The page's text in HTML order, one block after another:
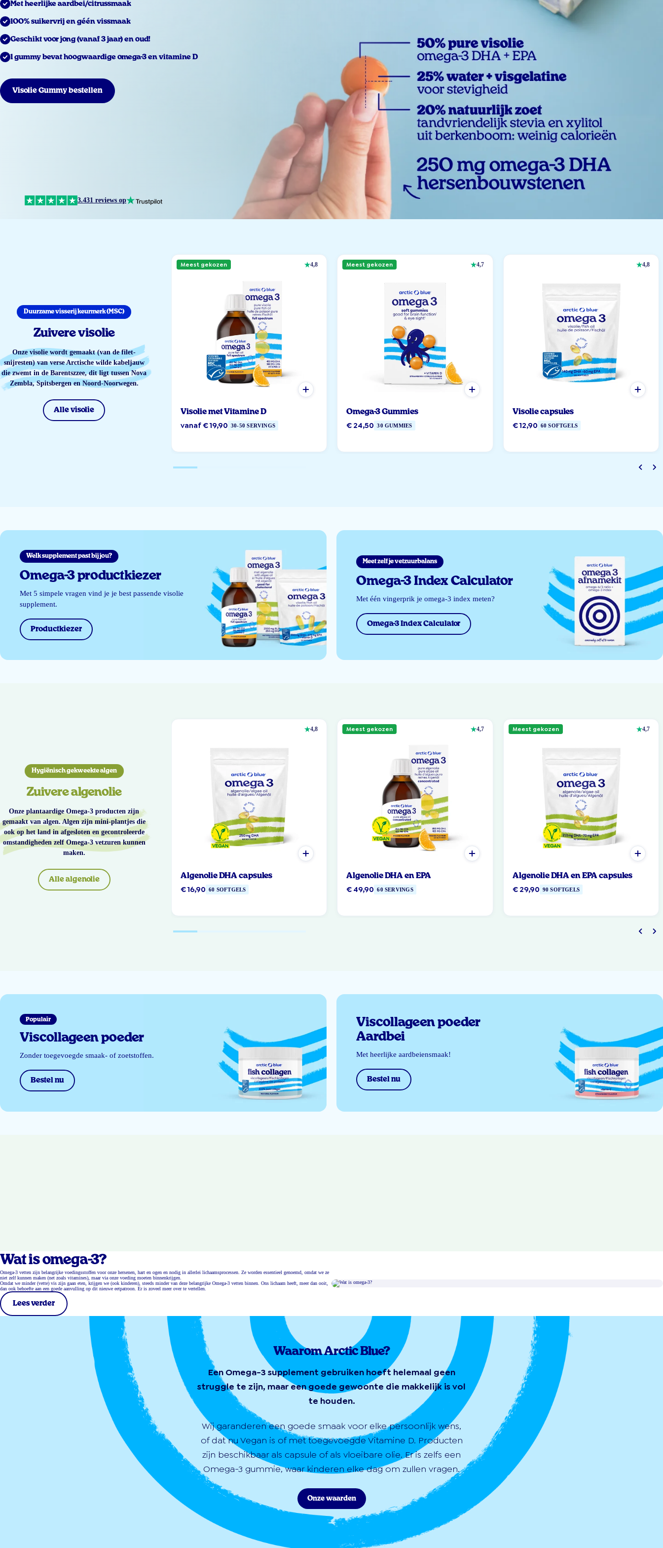
Met heerlijke aardbei/citrussmaak
100% suikervrij en géén vissmaak
Geschikt voor jong (vanaf 3 jaar) en oud!
1 gummy bevat hoogwaardige omega-3 en vitamine D
Visolie Gummy bestellen
3.431 reviews op
Duurzame visserij keurmerk (MSC)
Zuivere visolie
Onze visolie wordt gemaakt (van de filet-
snijresten) van verse Arctische wilde kabeljauw
die zwemt in de Barentszzee, dit ligt tussen Nova
Zembla, Spitsbergen en Noord-Noorwegen.
Alle visolie
Meest gekozen 4,8
Visolie met Vitamine D
vanaf € 19,90 30-50 SERVINGS
Meest gekozen 4,7
Omega-3 Gummies
€ 24,50 30 GUMMIES
4,8
Visolie capsules
€ 12,90 60 SOFTGELS
Welk supplement past bij jou?
Omega-3 productkiezer
Met 5 simpele vragen vind je je best passende visolie
supplement.
Productkiezer
Meet zelf je vetzuurbalans
Omega-3 Index Calculator
Met één vingerprik je omega-3 index meten?
Omega-3 Index Calculator
Hygiënisch gekweekte algen
Zuivere algenolie
Onze plantaardige Omega-3 producten zijn
gemaakt van algen. Algen zijn mini-plantjes die
ook op het land in afgesloten en gecontroleerde
omstandigheden zelf Omega-3 vetzuren kunnen
maken.
Alle algenolie
4,8
Algenolie DHA capsules
€ 16,90 60 SOFTGELS
Meest gekozen 4,7
Algenolie DHA en EPA
€ 49,90 60 SERVINGS
Meest gekozen 4,7
Algenolie DHA en EPA capsules
€ 29,90 90 SOFTGELS
Populair
Viscollageen poeder
Zonder toegevoegde smaak- of zoetstoffen.
Bestel nu
Viscollageen poeder
Aardbei
Met heerlijke aardbeiensmaak!
Bestel nu
Wat is omega-3?
Omega-3 vetten zijn belangrijke voedingsstoffen voor onze hersenen, hart en ogen en nodig in allerlei lichaamsprocessen. Ze worden essentieel genoemd, omdat we ze
niet zelf kunnen maken (net zoals vitamines), maar via onze voeding moeten binnenkrijgen.
Omdat we minder (vette) vis zijn gaan eten, krijgen we (ook kinderen), steeds minder van deze belangrijke Omega-3 vetten binnen. Ons lichaam heeft, meer dan ooit,
dan ook behoefte aan een goede aanvulling op dit nieuwe eetpatroon. Er is zoveel meer over te vertellen.
Lees verder
Waarom Arctic Blue?
Een Omega-3 supplement gebruiken hoeft helemaal geen
struggle te zijn, maar een goede gewoonte die makkelijk is vol
te houden.
Wij garanderen een goede smaak voor elke persoonlijk wens,
of dat nu Vegan is of met toegevoegde Vitamine D. Producten
zijn beschikbaar als capsule of als vloeibare olie. Er is zelfs een
Omega-3 gummie, waar kinderen elke dag om zullen vragen.
Onze waarden